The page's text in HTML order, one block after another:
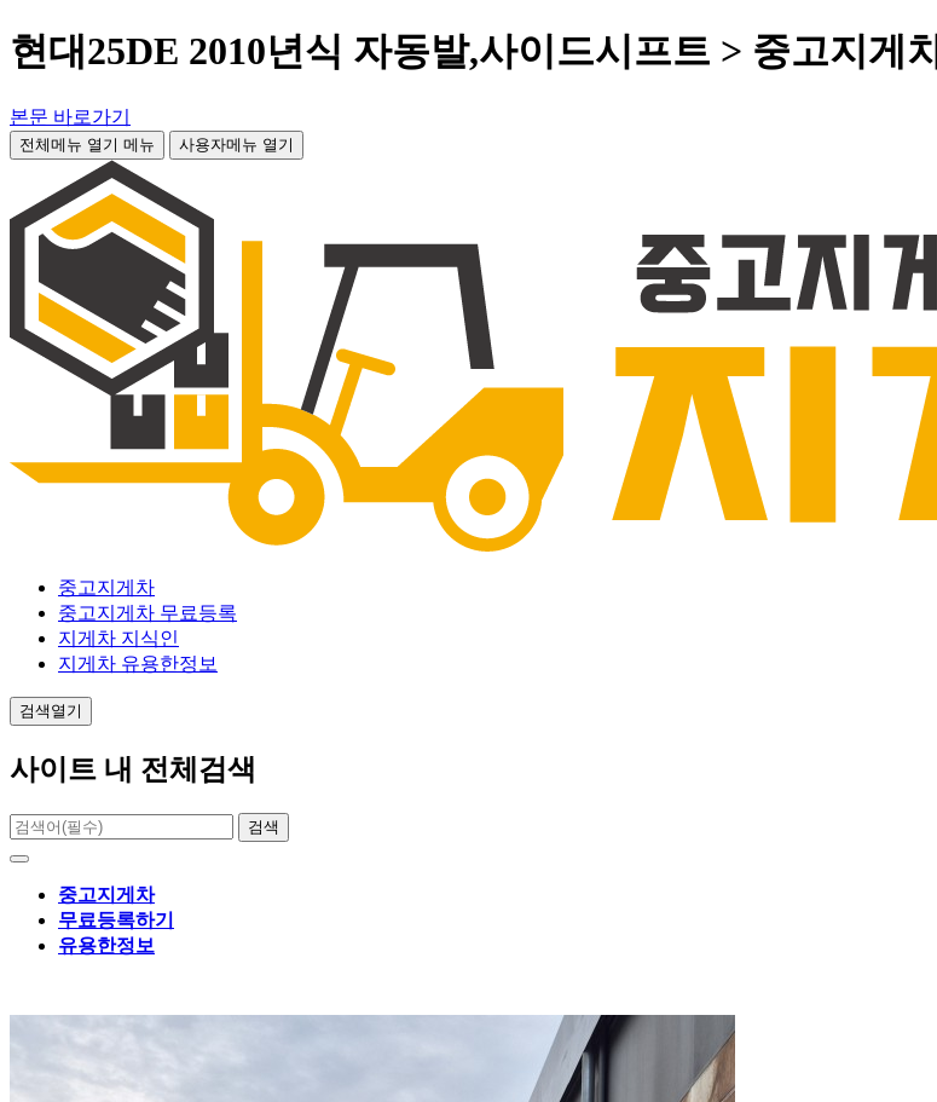
현대25DE 2010년식 자동발,사이드시프트 > 중고지게
본문 바로가기
전체메뉴 열기 메뉴 사용자메뉴 열기
중고지게차
중고지게차 무료등록
지게차 지식인
지게차 유용한정보
검색열기
사이트 내 전체검색
검색
중고지게차
무료등록하기
유용한정보